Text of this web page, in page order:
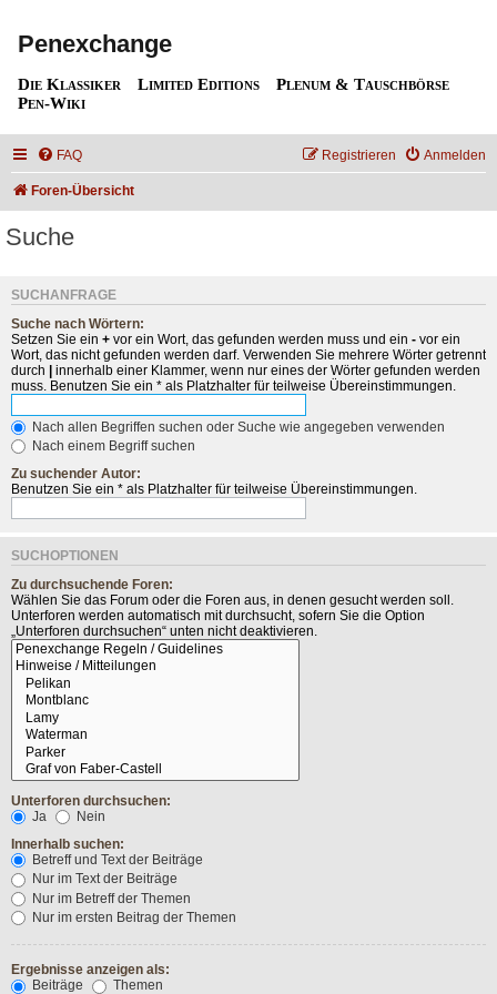
Penexchange
Die Klassiker Limited Editions
Plenum & Tauschbörse
Pen-Wiki
FAQ Anmelden
Registrieren
Foren-Übersicht
Suche
SUCHANFRAGE
Suche nach Wörtern:
Setzen Sie ein + vor ein Wort, das gefunden werden muss und ein - vor ein
Wort, das nicht gefunden werden darf. Verwenden Sie mehrere Wörter getrennt
durch | innerhalb einer Klammer, wenn nur eines der Wörter gefunden werden
muss. Benutzen Sie ein * als Platzhalter für teilweise Übereinstimmungen.
Nach allen Begriffen suchen oder Suche wie angegeben verwenden
Nach einem Begriff suchen
Zu suchender Autor:
Benutzen Sie ein * als Platzhalter für teilweise Übereinstimmungen.
SUCHOPTIONEN
Zu durchsuchende Foren:
Wählen Sie das Forum oder die Foren aus, in denen gesucht werden soll.
Unterforen werden automatisch mit durchsucht, sofern Sie die Option
„Unterforen durchsuchen“ unten nicht deaktivieren.
Unterforen durchsuchen:
Ja
Nein
Innerhalb suchen:
Betreff und Text der Beiträge
Nur im Text der Beiträge
Nur im Betreff der Themen
Nur im ersten Beitrag der Themen
Ergebnisse anzeigen als:
Beiträge
Themen